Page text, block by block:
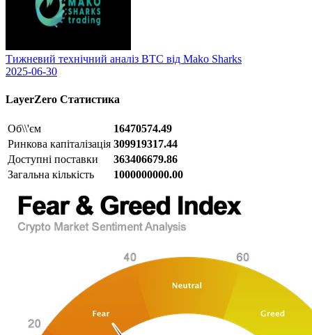
Тижневий технічний аналіз BTC від Mako Sharks
2025-06-30
LayerZero Статистика
Об\\'єм
16470574.49
Ринкова капіталізація 309919317.44
Доступні поставки
363406679.86
Загальна кількість
1000000000.00